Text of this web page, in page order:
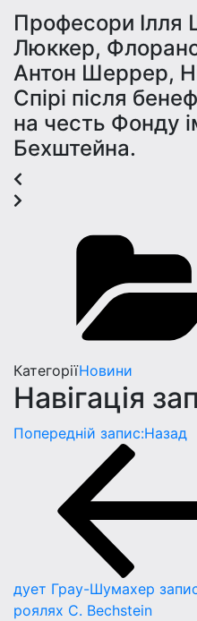
Професори Ілля
Люккер,
Антон Шеррер,
Спірі після
на честь Фонду
Бехштейна.
КатегоріїНовини
Навігація
Попередній запис:Назад
дует Грау-Шумахер
роялях C. Bechstein